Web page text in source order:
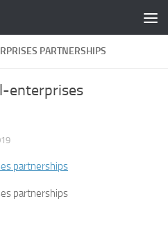
PARTNERSHIPS
enterprises
partnerships
partnerships